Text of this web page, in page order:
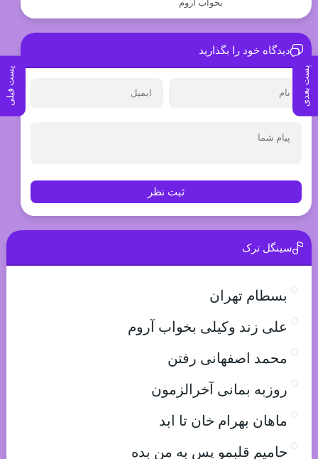
پست بعدی پست قبلی
بخواب آروم
دیدگاه خود را بگذارید
ثبت نظر
سینگل ترک
بسطام تهران
علی زند وکیلی بخواب آروم
محمد اصفهانی رفتن
روزبه بمانی آخرالزمون
ماهان بهرام خان تا ابد
حامیم قلبمو پس به من بده